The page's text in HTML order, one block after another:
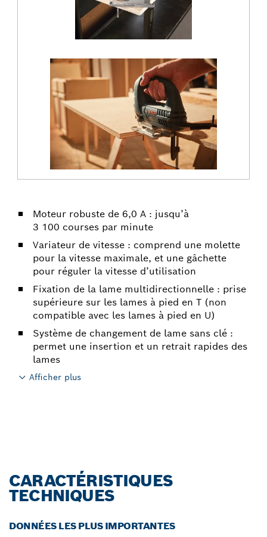
Moteur robuste de 6,0 A : jusqu’à
3 100 courses par minute
Variateur de vitesse : comprend une molette
pour la vitesse maximale, et une gâchette
pour réguler la vitesse d’utilisation
Fixation de la lame multidirectionnelle : prise
supérieure sur les lames à pied en T (non
compatible avec les lames à pied en U)
Système de changement de lame sans clé :
permet une insertion et un retrait rapides des
lames
Afficher plus
CARACTÉRISTIQUES
TECHNIQUES
DONNÉES LES PLUS IMPORTANTES